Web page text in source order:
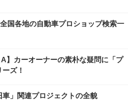
各地の自動車プロショップ検索一
A】カーオーナーの素朴な疑問に「プ
ズ！
車」関連プロジェクトの全貌